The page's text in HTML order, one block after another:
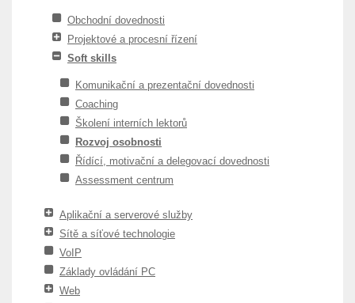
Obchodní dovednosti
Projektové a procesní řízení
Soft skills
Komunikační a prezentační dovednosti
Coaching
Školení interních lektorů
Rozvoj osobnosti
Řídící, motivační a delegovací dovednosti
Assessment centrum
Aplikační a serverové služby
Sítě a síťové technologie
VoIP
Základy ovládání PC
Web